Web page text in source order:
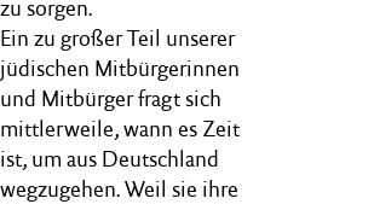
zu sorgen.
Ein zu großer Teil unserer
jüdischen Mitbürgerinnen
und Mitbürger fragt sich
mittlerweile, wann es Zeit
ist, um aus Deutschland
wegzugehen. Weil sie ihre